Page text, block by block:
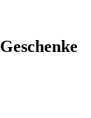
Geschenke